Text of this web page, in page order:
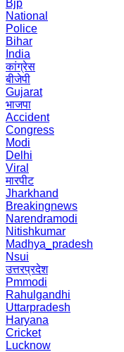
Bjp
National
Police
Bihar
India
कांग्रेस
बीजेपी
Gujarat
भाजपा
Accident
Congress
Modi
Delhi
Viral
मारपीट
Jharkhand
Breakingnews
Narendramodi
Nitishkumar
Madhya_pradesh
Nsui
उत्तरप्रदेश
Pmmodi
Rahulgandhi
Uttarpradesh
Haryana
Cricket
Lucknow